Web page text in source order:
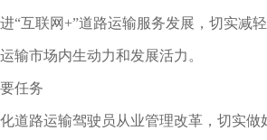
“互联网+”道路运输服务发展，切实减
输市场内生动力和发展活力。
任务
路运输驾驶员从业管理改革，切实做